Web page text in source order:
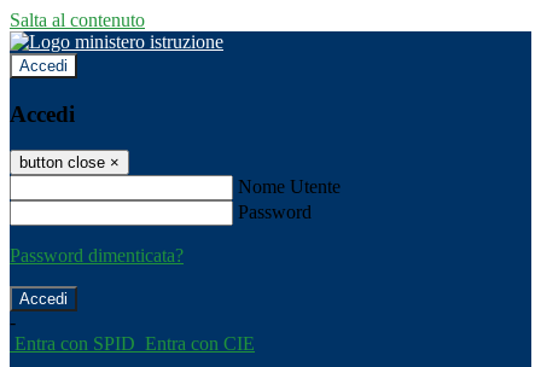
Salta al contenuto
Accedi
Accedi
button close ×
Nome Utente
Password
Password dimenticata?
-
Entra con SPID Entra con CIE